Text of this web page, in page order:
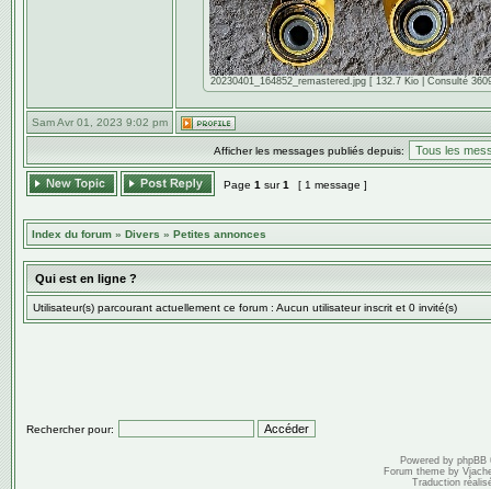
20230401_164852_remastered.jpg [ 132.7 Kio | Consulté
Sam Avr 01, 2023 9:02 pm
Afficher les messages publiés depuis:
Page 1 sur1 [ 1 message ]
Index du forum » Divers » Petites annonces
Qui est en ligne ?
Utilisateur(s) parcourant actuellement ce forum : Aucun utilisateur inscrit et 0 invité(s)
Rechercher pour:
Powered by phpBB
Forum theme by
Traduction